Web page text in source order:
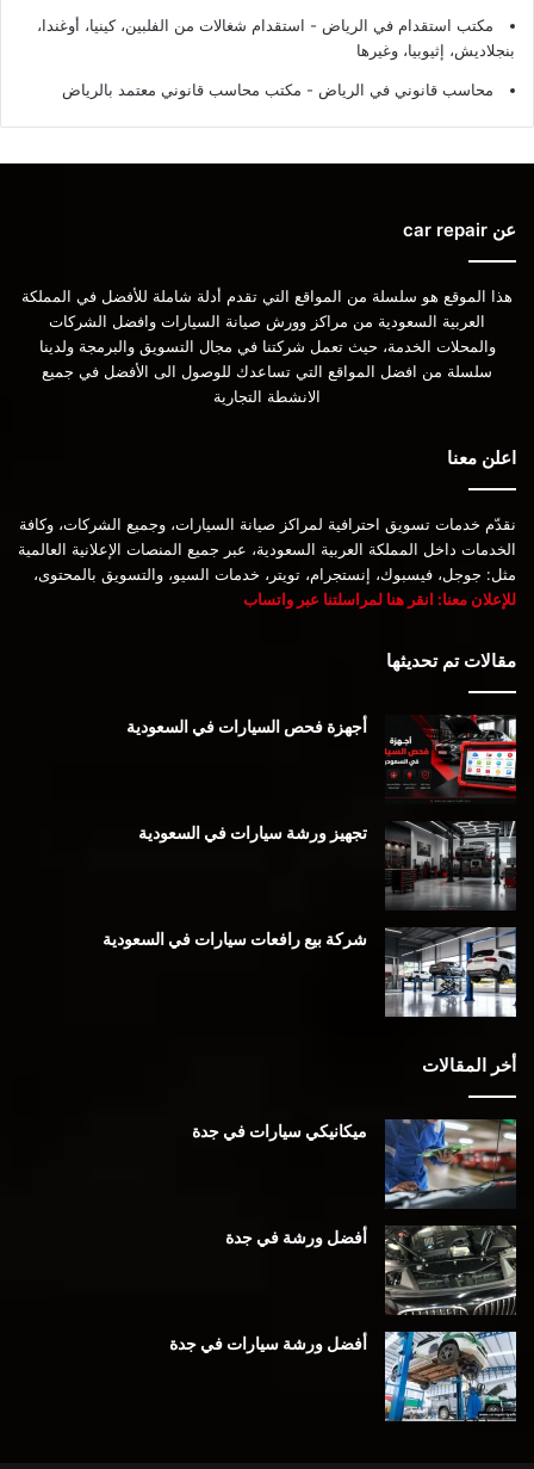
مكتب استقدام في الرياض - استقدام شغالات من الفلبين، كينيا، أوغندا،
بنجلاديش، إثيوبيا، وغيرها
محاسب قانوني في الرياض - مكتب محاسب قانوني معتمد بالرياض
عن car repair
هذا الموقع هو سلسلة من المواقع التي تقدم أدلة شاملة للأفضل في المملكة
العربية السعودية من مراكز وورش صيانة السيارات وافضل الشركات
والمحلات الخدمة، حيث تعمل شركتنا في مجال التسويق والبرمجة ولدينا
سلسلة من افضل المواقع التي تساعدك للوصول الى الأفضل في جميع
الانشطة التجارية
اعلن معنا
نقدّم خدمات تسويق احترافية لمراكز صيانة السيارات، وجميع الشركات، وكافة
الخدمات داخل المملكة العربية السعودية، عبر جميع المنصات الإعلانية العالمية
مثل: جوجل، فيسبوك، إنستجرام، تويتر، خدمات السيو، والتسويق بالمحتوى،
للإعلان معنا: انقر هنا لمراسلتنا عبر واتساب
مقالات تم تحديثها
أجهزة فحص السيارات في السعودية
تجهيز ورشة سيارات في السعودية
شركة بيع رافعات سيارات في السعودية
أخر المقالات
ميكانيكي سيارات في جدة
أفضل ورشة في جدة
أفضل ورشة سيارات في جدة